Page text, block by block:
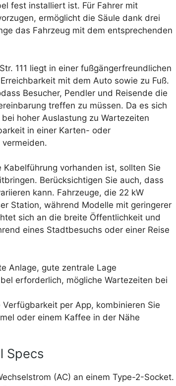
fest installiert ist. Für Fahrer mit
ermöglicht die Säule dank drei
das Fahrzeug mit dem entsprechenden
111 liegt in einer fußgängerfreundlichen
mit dem Auto sowie zu Fuß.
Besucher, Pendler und Reisende die
treffen zu müssen. Da es sich
hoher Auslastung zu Wartezeiten
in einer Karten- oder
vorhanden ist, sollten Sie
Berücksichtigen Sie auch, dass
kann. Fahrzeuge, die 22 kW
Station, während Modelle mit geringerer
sich an die breite Öffentlichkeit und
eines Stadtbesuchs oder einer Reise
Anlage, gute zentrale Lage
erforderlich, mögliche Wartezeiten bei
per App, kombinieren Sie
oder einem Kaffee in der Nähe
Specs
(AC) an einem Type-2-Socket.